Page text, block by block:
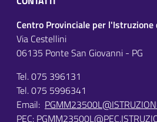
Centro Provinciale per
Via Cestellini
06135 Ponte San Giovanni - PG
Tel. 075 396131
Tel. 075 5996341
Email:
PEC: